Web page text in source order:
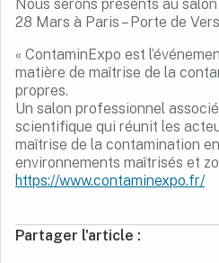
Nous serons présents au
28 Mars à Paris – Porte de
« ContaminExpo est
matière de maîtrise de la
propres.
Un salon professionnel
scientifique qui réunit les
maîtrise de la contamination
environnements maîtrisés et
https://www.contaminexpo.fr/
Partager l'article :